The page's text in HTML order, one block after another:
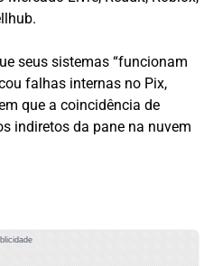
seus sistemas “funcionam
falhas internas no Pix,
que a coincidência de
indiretos da pane na nuvem